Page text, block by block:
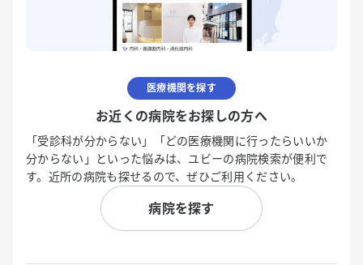
医療機関を探す
お近くの病院をお探しの方へ
「受診科が分からない」「どの医療機関に行ったらいいか
分からない」といった悩みは、ユビーの病院検索が便利で
す。近所の病院も探せるので、ぜひご利用ください。
病院を探す